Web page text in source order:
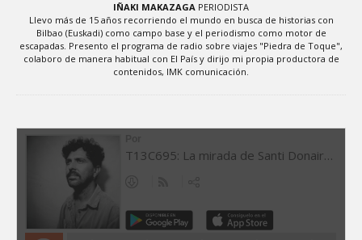
IÑAKI MAKAZAGA PERIODISTA
Llevo más de 15 años recorriendo el mundo en busca de historias con
Bilbao (Euskadi) como campo base y el periodismo como motor de
escapadas. Presento el programa de radio sobre viajes "Piedra de Toque",
colaboro de manera habitual con El País y dirijo mi propia productora de
contenidos, IMK comunicación.